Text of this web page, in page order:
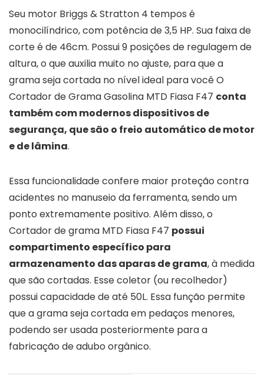
Seu motor Briggs & Stratton 4 tempos é
monocilíndrico, com potência de 3,5 HP. Sua faixa de
corte é de 46cm. Possui 9 posições de regulagem de
altura, o que auxilia muito no ajuste, para que a
grama seja cortada no nível ideal para você O
Cortador de Grama Gasolina MTD Fiasa F47 conta
também com modernos dispositivos de
segurança, que são o freio automático de motor
e de lâmina.
Essa funcionalidade confere maior proteção contra
acidentes no manuseio da ferramenta, sendo um
ponto extremamente positivo. Além disso, o
Cortador de grama MTD Fiasa F47 possui
compartimento específico para
armazenamento das aparas de grama, à medida
que são cortadas. Esse coletor (ou recolhedor)
possui capacidade de até 50L. Essa função permite
que a grama seja cortada em pedaços menores,
podendo ser usada posteriormente para a
fabricação de adubo orgânico.